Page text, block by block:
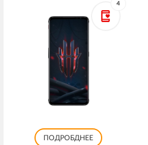
4
ПОДРОБДНЕЕ